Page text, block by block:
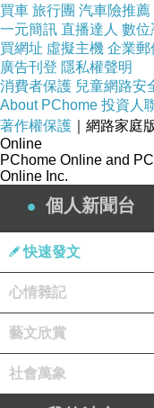
買車 旅行團 汽車險推薦
一元簡訊 直播達人 數位
買網址 虛擬主機 企業郵
廣告刊登 隱私權聲明
消費者保護 兒童網路安
About PChome 投資人
著作權保護 ｜網路家庭
Online
PChome Online and
Online Inc.
個人新聞台
快速發文
心情雜記
藝文欣賞
社會萬象